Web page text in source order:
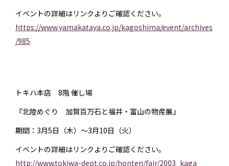
イベントの詳細はリンクよりご確認ください。
https://www.yamakataya.co.jp/kagoshima/event/archives
/985
トキハ本店 8階 催し場
『北陸めぐり 加賀百万石と福井・富山の物産展』
期間：3月5日（木）〜3月10日（火）
イベントの詳細はリンクよりご確認ください。
http://www.tokiwa-dept.co.jp/honten/fair/2003_kaga